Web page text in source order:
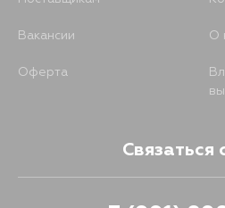
Вакансии О
Оферта
Связаться